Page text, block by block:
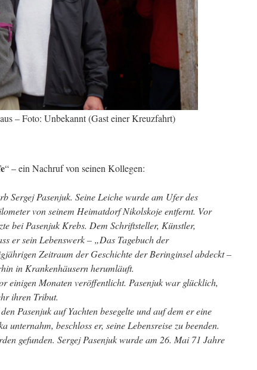
– Foto: Unbekannt (Gast einer Kreuzfahrt)
“ – ein Nachruf von seinen Kollegen:
Sergej Pasenjuk. Seine Leiche wurde am Ufer des
von seinem Heimatdorf Nikolskoje entfernt. Vor
bei Pasenjuk Krebs. Dem Schriftsteller, Künstler,
er sein Lebenswerk – „Das Tagebuch der
Zeitraum der Geschichte der Beringinsel abdeckt –
in Krankenhäusern herumläuft.
einigen Monaten veröffentlicht. Pasenjuk war glücklich,
ihren Tribut.
Pasenjuk auf Yachten besegelte und auf dem er eine
unternahm, beschloss er, seine Lebensreise zu beenden.
gefunden. Sergej Pasenjuk wurde am 26. Mai 71 Jahre